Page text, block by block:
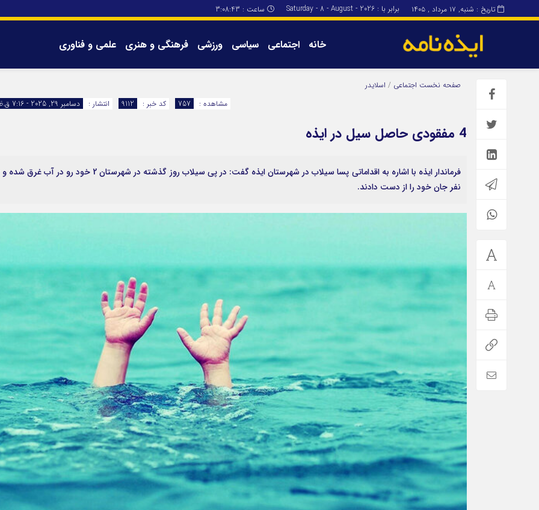
تاریخ : شنبه, ۱۷ مرداد , ۱۴۰۵ برابر با : Saturday - 8 - August - 2026 ساعت : 3:08:43
خانه اجتماعی سیاسی ورزشی فرهنگی و هنری علمی و فناوری
برگه نمونهصفحه نخست اجتماعی / اسلایدر
انتشار :
دسامبر 29, 2025 - 7:16 ق.ظ کد خبر : 9112 مشاهده : 757
4 مفقودی حاصل سیل در ایذه
نفر جان خود را از دست دادند.